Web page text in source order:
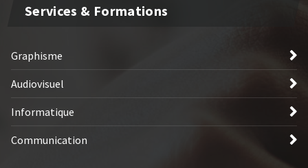
Services & Formations
Graphisme
Audiovisuel
Informatique
Communication